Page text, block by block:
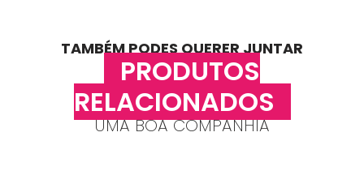
TAMBÉM PODES QUERER JUNTAR
PRODUTOS
RELACIONADOS
UMA BOA COMPANHIA